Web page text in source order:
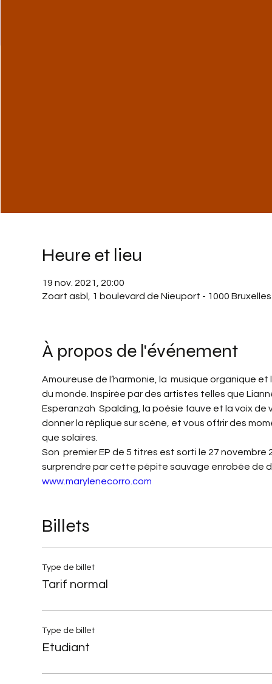
Heure et lieu
19 nov. 2021, 20:00
Zoart asbl, 1 boulevard de Nieuport - 1000 Bruxelles
À propos de l'événement
Amoureuse de l’harmonie, la  musique organique
du monde. Inspirée par des artistes telles que
Esperanzah  Spalding, la poésie fauve et la voix de
donner la réplique sur scène, et vous offrir des
que solaires.
Son  premier EP de 5 titres est sorti le 27
surprendre par cette pépite sauvage enrobée de
www.marylenecorro.com
Billets
Type de billet
Tarif normal
Type de billet
Etudiant